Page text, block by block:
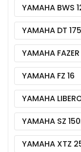
YAMAHA BWS
YAMAHA DT 175
YAMAHA FAZER
YAMAHA FZ 16
YAMAHA
YAMAHA SZ
YAMAHA XTZ